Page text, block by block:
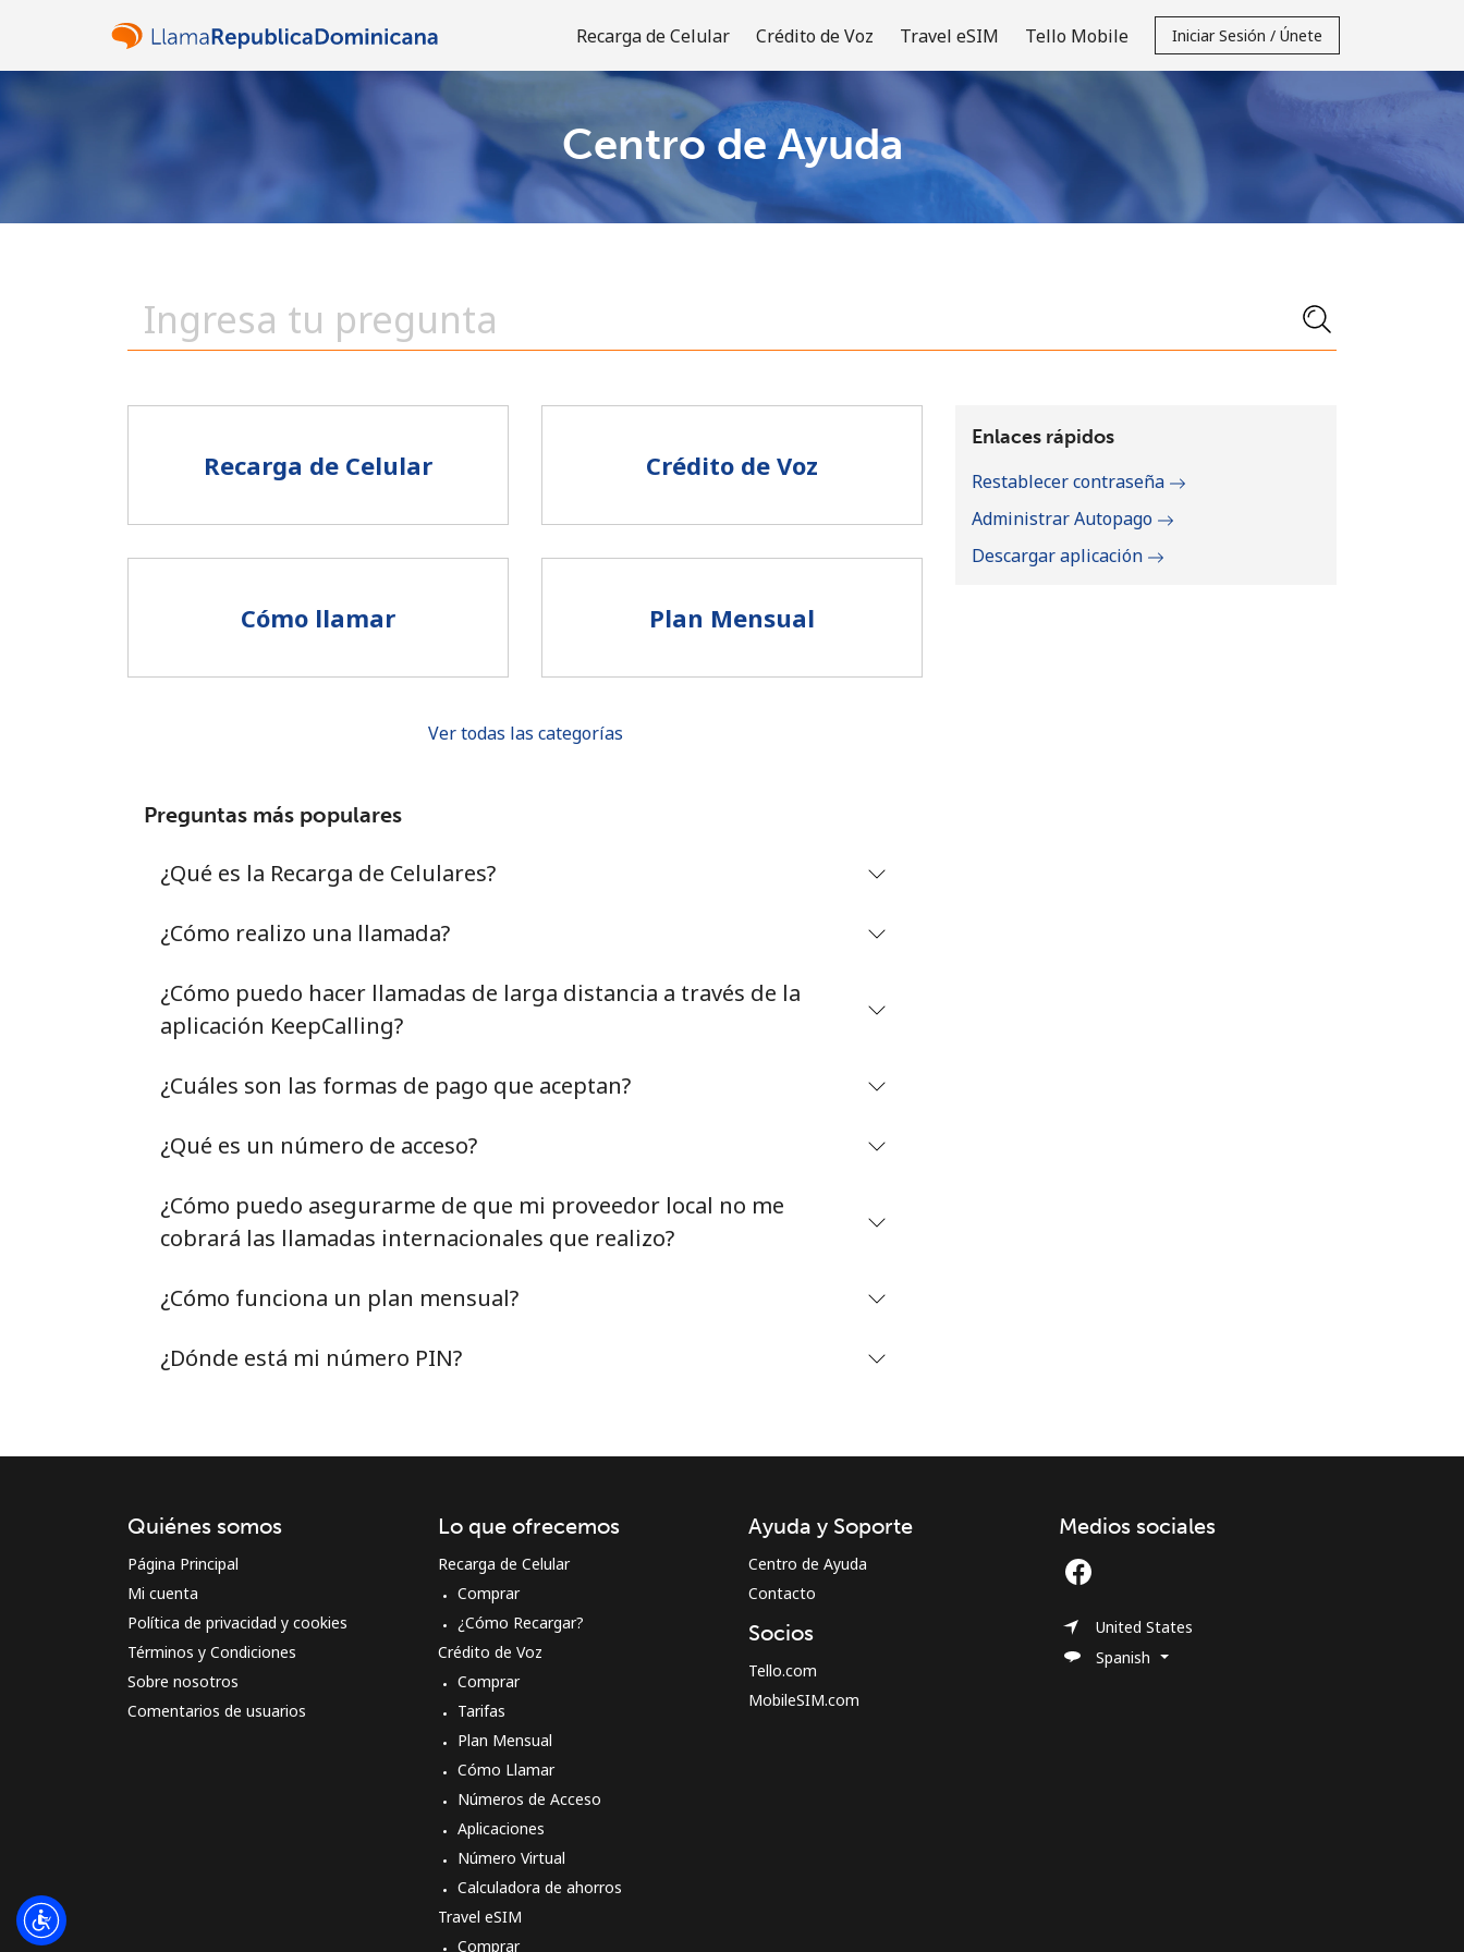
Recarga de Celular Crédito de Voz Travel eSIM Tello Mobile Iniciar Sesión / Únete
¡Bienvenido!
o
Al abrir una cuenta en este sitio web, estoy de
acuerdo con estos
REGÍSTRATE →
Centro de Ayuda
Recarga de Celular Crédito de Voz
Cómo llamar Plan Mensual
Ver todas las categorías
Preguntas más populares
¿Qué es la Recarga de Celulares?
¿Cómo realizo una llamada?
¿Cómo puedo hacer llamadas de larga distancia a través de la
aplicación KeepCalling?
¿Cuáles son las formas de pago que aceptan?
¿Qué es un número de acceso?
¿Cómo puedo asegurarme de que mi proveedor local no me
cobrará las llamadas internacionales que realizo?
¿Cómo funciona un plan mensual?
¿Dónde está mi número PIN?
Enlaces rápidos
Restablecer contraseña
Administrar Autopago
Descargar aplicación
Quiénes somos
Página Principal
Mi cuenta
Política de privacidad y cookies
Términos y Condiciones
Sobre nosotros
Comentarios de usuarios
Lo que ofrecemos
Recarga de Celular
Comprar
¿Cómo Recargar?
Crédito de Voz
Comprar
Tarifas
Plan Mensual
Cómo Llamar
Números de Acceso
Aplicaciones
Número Virtual
Calculadora de ahorros
Travel eSIM
Comprar
Ayuda y Soporte
Centro de Ayuda
Contacto
Socios
Tello.com
MobileSIM.com
Medios sociales
United States
Spanish